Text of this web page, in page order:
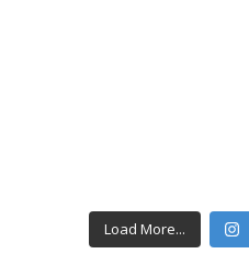
Load More...